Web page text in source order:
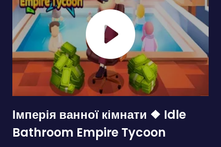
Імперія ванної кімнати ❖ Idle
Bathroom Empire Tycoon